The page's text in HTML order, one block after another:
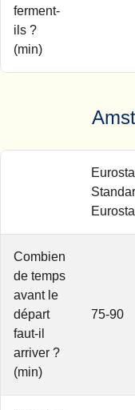
ferment-
ils ?
(min)
Combien
de temps
avant le
départ
faut-il
arriver ?
(min)
75-90